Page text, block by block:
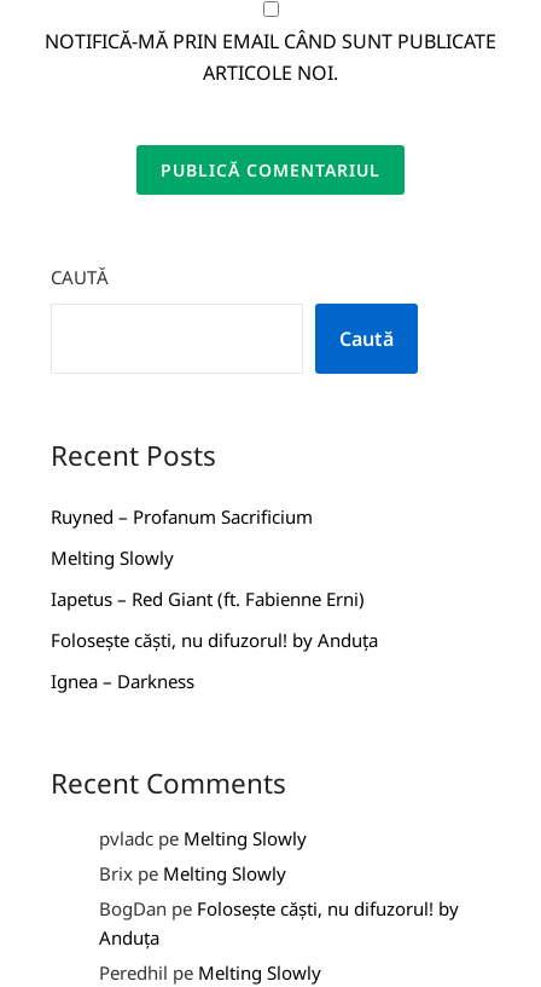
NOTIFICĂ-MĂ PRIN EMAIL CÂND SUNT PUBLICATE
ARTICOLE NOI.
CAUTĂ
Caută
Recent Posts
Ruyned – Profanum Sacrificium
Melting Slowly
Iapetus – Red Giant (ft. Fabienne Erni)
Folosește căști, nu difuzorul! by Anduța
Ignea – Darkness
Recent Comments
pvladc pe Melting Slowly
Brix pe Melting Slowly
BogDan pe Folosește căști, nu difuzorul! by
Anduța
Peredhil pe Melting Slowly